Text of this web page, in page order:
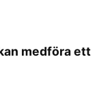
medföra ett